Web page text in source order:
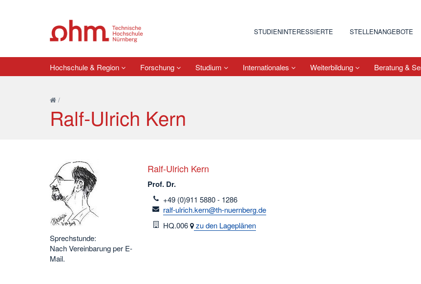
STUDIENINTERESSIERTE STELLENANGEBOTE
Hochschule & Region Forschung Studium Internationales Weiterbildung Beratung &
/
Ralf-Ulrich Kern
Sprechstunde:
Nach Vereinbarung per E-
Mail.
Ralf-Ulrich Kern
Prof. Dr.
telefon
+49 (0)911 5880 - 1286
email
ralf-ulrich.kern@th-nuernberg.de
Raum
HQ.006 zu den Lageplänen